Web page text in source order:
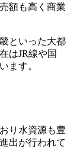
額も高く商業
といった大都
はJR線や国
ます。
り水資源も豊
出が行われて